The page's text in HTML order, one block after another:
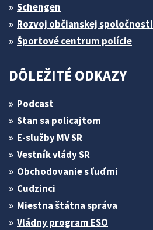
Schengen
Rozvoj občianskej spoločnosti
Športové centrum polície
DÔLEŽITÉ ODKAZY
Podcast
Stan sa policajtom
E-služby MV SR
Vestník vlády SR
Obchodovanie s ľuďmi
Cudzinci
Miestna štátna správa
Vládny program ESO